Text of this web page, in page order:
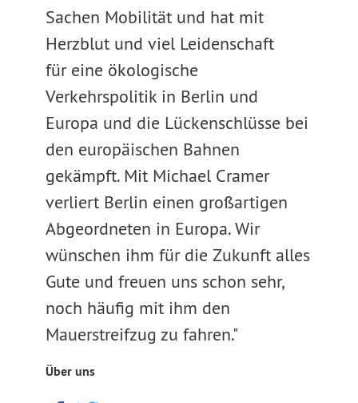
Sachen Mobilität und hat mit
Herzblut und viel Leidenschaft
für eine ökologische
Verkehrspolitik in Berlin und
Europa und die Lückenschlüsse bei
den europäischen Bahnen
gekämpft. Mit Michael Cramer
verliert Berlin einen großartigen
Abgeordneten in Europa. Wir
wünschen ihm für die Zukunft alles
Gute und freuen uns schon sehr,
noch häufig mit ihm den
Mauerstreifzug zu fahren."
Über uns